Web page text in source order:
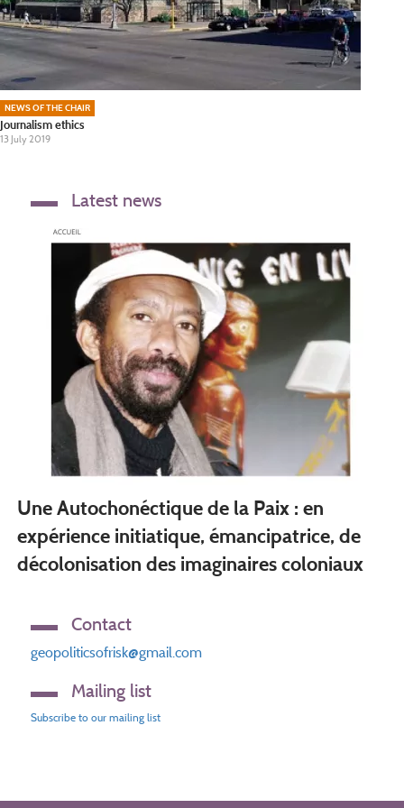
NEWS OF THE CHAIR
Journalism ethics
13 July 2019
Latest news
Une Autochonéctique de la Paix : en
expérience initiatique, émancipatrice, de
décolonisation des imaginaires coloniaux
Contact
geopoliticsofrisk@gmail.com
Mailing list
Subscribe to our mailing list